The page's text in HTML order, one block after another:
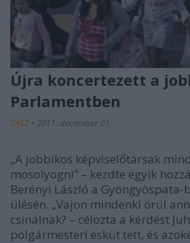
Újra koncertezett a
Parlamentben
TASZ • 2011. december 01.
„A jobbikos képviselőtársak
mosolyogni” – kezdte egyik
Berényi László a
ülésén. „Vajon mindenki örül
csinálnak? – célozta a kérdést
polgármesteri esküt tett, és